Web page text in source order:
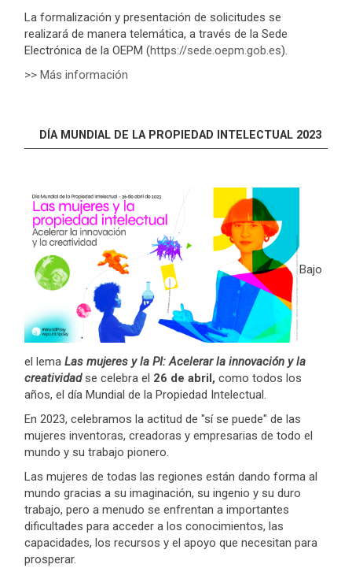
La formalización y presentación de solicitudes se
realizará de manera telemática, a través de la Sede
Electrónica de la OEPM (https://sede.oepm.gob.es).
>> Más información
DÍA MUNDIAL DE LA PROPIEDAD INTELECTUAL 2023
Bajo
el lema Las mujeres y la PI: Acelerar la innovación y la
creatividadse celebra el 26 de abril, como todos los
años, el día Mundial de la Propiedad Intelectual.
En 2023, celebramos la actitud de "sí se puede" de las
mujeres inventoras, creadoras y empresarias de todo el
mundo y su trabajo pionero.
Las mujeres de todas las regiones están dando forma al
mundo gracias a su imaginación, su ingenio y su duro
trabajo, pero a menudo se enfrentan a importantes
dificultades para acceder a los conocimientos, las
capacidades, los recursos y el apoyo que necesitan para
prosperar.